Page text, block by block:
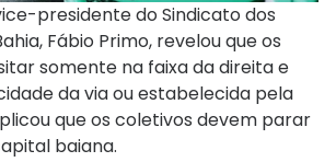
presidente do Sindicato dos
Fábio Primo, revelou que os
somente na faixa da direita e
da via ou estabelecida pela
que os coletivos devem parar
baiana.